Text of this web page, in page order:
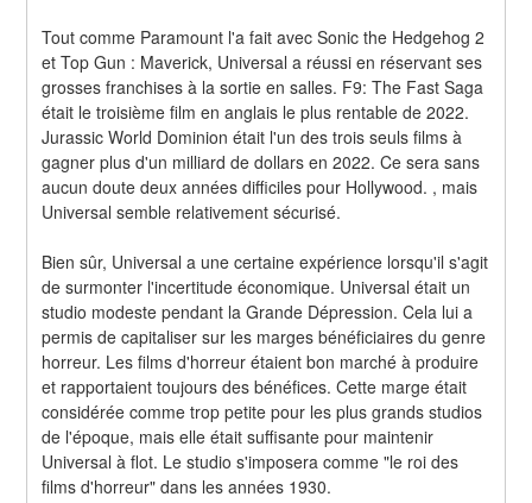
Tout comme Paramount l'a fait avec Sonic the Hedgehog 2
et Top Gun : Maverick, Universal a réussi en réservant ses
grosses franchises à la sortie en salles. F9: The Fast Saga
était le troisième film en anglais le plus rentable de 2022.
Jurassic World Dominion était l'un des trois seuls films à
gagner plus d'un milliard de dollars en 2022. Ce sera sans
aucun doute deux années difficiles pour Hollywood. , mais
Universal semble relativement sécurisé.
Bien sûr, Universal a une certaine expérience lorsqu'il s'agit
de surmonter l'incertitude économique. Universal était un
studio modeste pendant la Grande Dépression. Cela lui a
permis de capitaliser sur les marges bénéficiaires du genre
horreur. Les films d'horreur étaient bon marché à produire
et rapportaient toujours des bénéfices. Cette marge était
considérée comme trop petite pour les plus grands studios
de l'époque, mais elle était suffisante pour maintenir
Universal à flot. Le studio s'imposera comme "le roi des
films d'horreur" dans les années 1930.